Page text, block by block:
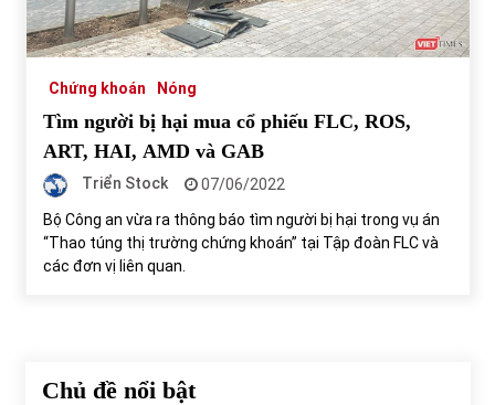
Tự doanh ngày 3.6.2022: CTCK mua ròng 28,7 tỷ đồng
Top 10 tỷ phú giàu nhất thế giới – Bảng xếp hạng 2022
Bất ổn từ các cuộc đấu giá đất ở Thanh Hoá
31/05/2022
Chứng khoán Nóng
Tìm người bị hại mua cổ phiếu FLC, ROS,
ART, HAI, AMD và GAB
Triển Stock
07/06/2022
Bộ Công an vừa ra thông báo tìm người bị hại trong vụ án
“Thao túng thị trường chứng khoán” tại Tập đoàn FLC và
các đơn vị liên quan.
Chủ đề nổi bật